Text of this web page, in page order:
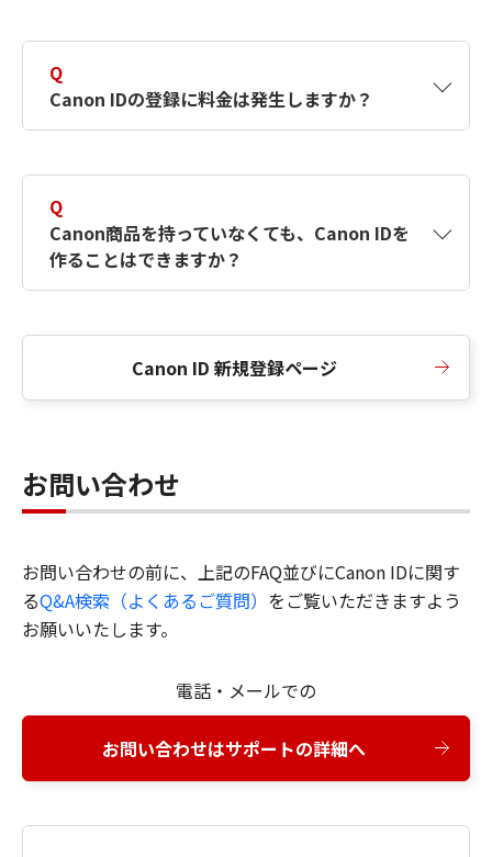
択したサービスから取得します。アカウントを
簡単に作成できるように、この情報を使用して
Canon IDの登録フォームを入力します。
Q
Canon IDの登録に料金は発生しますか？
Q
Canon商品を持っていなくても、Canon IDを
作ることはできますか？
Canon ID 新規登録ページ
お問い合わせ
お問い合わせの前に、上記のFAQ並びにCanon IDに関す
るQ&A検索（よくあるご質問） をご覧いただきますよう
お願いいたします。
電話・メールでの
お問い合わせはサポートの詳細へ